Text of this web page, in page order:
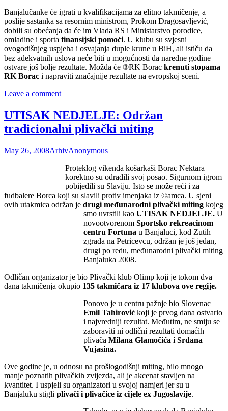
Banjalučanke će igrati u kvalifikacijama za elitno takmičenje, a
poslije sastanka sa resornim ministrom, Prokom Dragosavljević,
dobili su obećanja da će im Vlada RS i Ministarstvo porodice,
omladine i sporta finansijski pomoći. U klubu su svjesni
ovogodišnjeg uspjeha i osvajanja duple krune u BiH, ali ističu da
bez adekvatnih uslova neće biti u mogućnosti da naredne godine
ostvare još bolje rezultate. Možda će ®RK Borac krenuti stopama
RK Borac i napraviti značajnije rezultate na evropskoj sceni.
Leave a comment
UTISAK NEDJELJE: Održan
tradicionalni plivački miting
May 26, 2008ArhivAnonymous
Proteklog vikenda košarkaši Borac Nektara
korektno su odradili svoj posao. Sigurnom igrom
pobijedili su Slaviju. Isto se može reći i za
fudbalere Borca koji su slavili protiv imenjaka iz ©amca. U sjeni
ovih utakmica održan je drugi međunarodni plivački miting kojeg
smo uvrstili kao UTISAK NEDJELJE. U
novootvorenom Sportsko rekreacinom
centru Fortuna u Banjaluci, kod Zutih
zgrada na Petricevcu, održan je još jedan,
drugi po redu, međunarodni plivački miting
Banjaluka 2008.
Odličan organizator je bio Plivački klub Olimp koji je tokom dva
dana takmičenja okupio 135 takmičara iz 17 klubova ove regije.
Ponovo je u centru pažnje bio Slovenac
Emil Tahirović koji je prvog dana ostvario
i najvredniji rezultat. Međutim, ne smiju se
zaboraviti ni odlični rezultati domaćih
plivača Milana Glamočića i Srđana
Vujasina.
Ove godine je, u odnosu na prošlogodišnji miting, bilo mnogo
manje poznatih plivačkih zvijezda, ali je akcenat stavljen na
kvantitet. I uspjeli su organizatori u svojoj namjeri jer su u
Banjaluku stigli plivači i plivačice iz cijele ex Jugoslavije.